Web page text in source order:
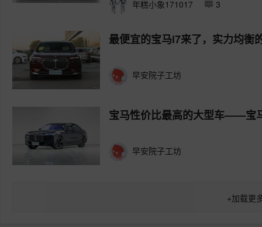
年糕小象171017 3
最便宜的宝马i7来了，实力均衡
早安院子工坊
宝马性价比最高的大型车——宝
早安院子工坊
+加载更